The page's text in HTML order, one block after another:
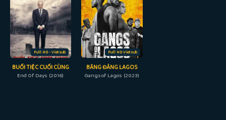
Full HD - Vietsub
BUỔI TIỆC CUỐI CÙNG
End Of Days (2016)
Full HD Vietsub
BĂNG ĐẢNG LAGOS
Gangs of Lagos (2023)